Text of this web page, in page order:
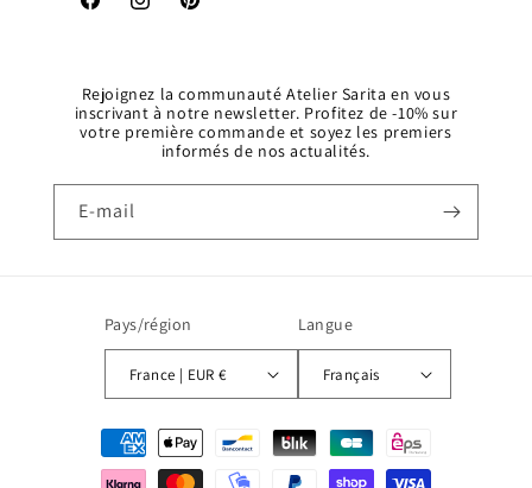
FacebookInstagramPinterest
Rejoignez la communauté Atelier Sarita en vous
inscrivant à notre newsletter. Profitez de -10% sur
votre première commande et soyez les premiers
informés de nos actualités.
E-mail
Pays/région
France | EUR €
Langue
Français
Moyens